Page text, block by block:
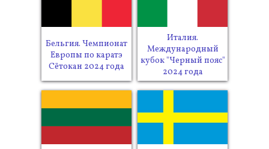
Бельгия. Чемпионат
Европы по каратэ
Сётокан 2024 года
Италия.
Международный
кубок "Черный пояс"
2024 года